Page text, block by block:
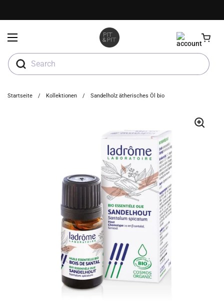
Search
Menü öffnen
Startseite / Kollektionen / Sandelholz ätherisches Öl bio